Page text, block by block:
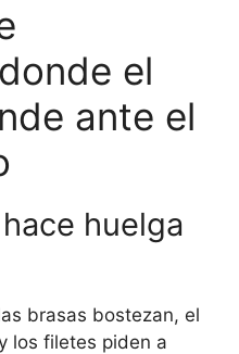
el
ante el
huelga
brasas bostezan, el
los filetes piden a